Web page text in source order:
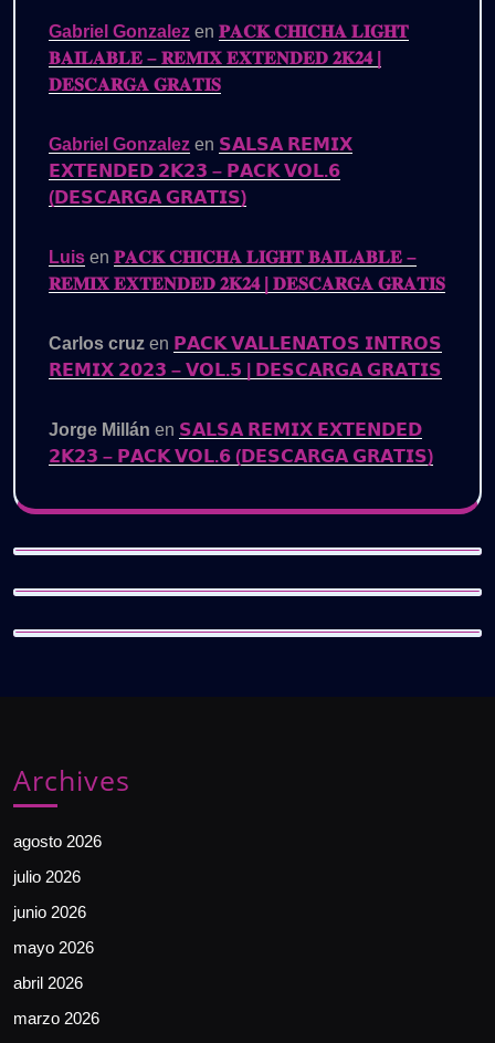
Gabriel Gonzalez en 𝐏𝐀𝐂𝐊 𝐂𝐇𝐈𝐂𝐇𝐀 𝐋𝐈𝐆𝐇𝐓
𝐁𝐀𝐈𝐋𝐀𝐁𝐋𝐄 – 𝐑𝐄𝐌𝐈𝐗 𝐄𝐗𝐓𝐄𝐍𝐃𝐄𝐃 𝟐𝐊𝟐𝟒 |
𝐃𝐄𝐒𝐂𝐀𝐑𝐆𝐀 𝐆𝐑𝐀𝐓𝐈𝐒
Gabriel Gonzalez en 𝗦𝗔𝗟𝗦𝗔 𝗥𝗘𝗠𝗜𝗫
𝗘𝗫𝗧𝗘𝗡𝗗𝗘𝗗 𝟮𝗞𝟮𝟯 – 𝗣𝗔𝗖𝗞 𝗩𝗢𝗟.𝟲
(𝗗𝗘𝗦𝗖𝗔𝗥𝗚𝗔 𝗚𝗥𝗔𝗧𝗜𝗦)
Luis en 𝐏𝐀𝐂𝐊 𝐂𝐇𝐈𝐂𝐇𝐀 𝐋𝐈𝐆𝐇𝐓 𝐁𝐀𝐈𝐋𝐀𝐁𝐋𝐄 –
𝐑𝐄𝐌𝐈𝐗 𝐄𝐗𝐓𝐄𝐍𝐃𝐄𝐃 𝟐𝐊𝟐𝟒 | 𝐃𝐄𝐒𝐂𝐀𝐑𝐆𝐀 𝐆𝐑𝐀𝐓𝐈𝐒
Carlos cruz en 𝗣𝗔𝗖𝗞 𝗩𝗔𝗟𝗟𝗘𝗡𝗔𝗧𝗢𝗦 𝗜𝗡𝗧𝗥𝗢𝗦
𝗥𝗘𝗠𝗜𝗫 𝟮𝟬𝟮𝟯 – 𝗩𝗢𝗟.𝟱 | 𝗗𝗘𝗦𝗖𝗔𝗥𝗚𝗔 𝗚𝗥𝗔𝗧𝗜𝗦
Jorge Millán en 𝗦𝗔𝗟𝗦𝗔 𝗥𝗘𝗠𝗜𝗫 𝗘𝗫𝗧𝗘𝗡𝗗𝗘𝗗
𝟮𝗞𝟮𝟯 – 𝗣𝗔𝗖𝗞 𝗩𝗢𝗟.𝟲 (𝗗𝗘𝗦𝗖𝗔𝗥𝗚𝗔 𝗚𝗥𝗔𝗧𝗜𝗦)
Archives
agosto 2026
julio 2026
junio 2026
mayo 2026
abril 2026
marzo 2026